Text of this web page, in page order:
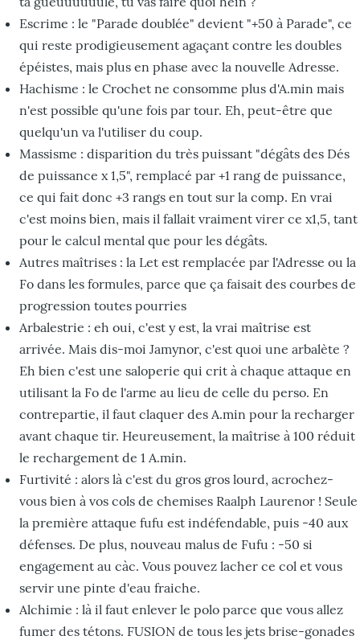
Escrime : le "Parade doublée" devient "+50 à Parade", ce
qui reste prodigieusement agaçant contre les doubles
épéistes, mais plus en phase avec la nouvelle Adresse.
Hachisme : le Crochet ne consomme plus d'A.min mais
n'est possible qu'une fois par tour. Eh, peut-être que
quelqu'un va l'utiliser du coup.
Massisme : disparition du très puissant "dégâts des Dés
de puissance x 1,5", remplacé par +1 rang de puissance,
ce qui fait donc +3 rangs en tout sur la comp. En vrai
c'est moins bien, mais il fallait vraiment virer ce x1,5, tant
pour le calcul mental que pour les dégâts.
Autres maîtrises : la Let est remplacée par l'Adresse ou la
Fo dans les formules, parce que ça faisait des courbes de
progression toutes pourries
Arbalestrie : eh oui, c'est y est, la vrai maîtrise est
arrivée. Mais dis-moi Jamynor, c'est quoi une arbalète ?
Eh bien c'est une saloperie qui crit à chaque attaque en
utilisant la Fo de l'arme au lieu de celle du perso. En
contrepartie, il faut claquer des A.min pour la recharger
avant chaque tir. Heureusement, la maîtrise à 100 réduit
le rechargement de 1 A.min.
Furtivité : alors là c'est du gros gros lourd, acrochez-
vous bien à vos cols de chemises Raalph Laurenor ! Seule
la première attaque fufu est indéfendable, puis -40 aux
défenses. De plus, nouveau malus de Fufu : -50 si
engagement au càc. Vous pouvez lacher ce col et vous
servir une pinte d'eau fraiche.
Alchimie : là il faut enlever le polo parce que vous allez
fumer des tétons. FUSION de tous les jets brise-gonades